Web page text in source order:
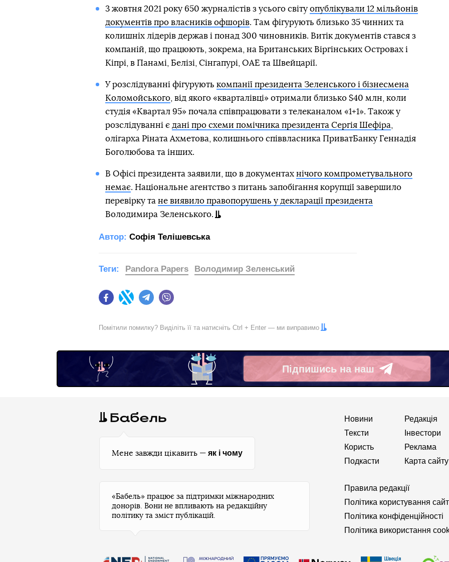
3 жовтня 2021 року 650 журналістів з усього світу опублікували 12 мільйонів
документів про власників офшорів. Там фігурують близько 35 чинних та
колишніх лідерів держав і понад 300 чиновників. Витік документів стався з
компаній, що працюють, зокрема, на Британських Віргінських Островах і
Кіпрі, в Панамі, Белізі, Сінгапурі, ОАЕ та Швейцарії.
У розслідуванні фігурують компанії президента Зеленського і бізнесмена
Коломойського, від якого «кварталівці» отримали близько $40 млн, коли
студія «Квартал 95» почала співпрацювати з телеканалом «1+1». Також у
розслідуванні є дані про схеми помічника президента Сергія Шефіра
олігарха Ріната Ахметова, колишнього співвласника ПриватБанку Геннадія
Боголюбова та інших.
В Офісі президента заявили, що в документах нічого компрометувального
немає. Національне агентство з питань запобігання корупції завершило
перевірку та не виявило правопорушень у декларації президента
Володимира Зеленського.
Автор: Софія Телішевська
FacebookTwitter Telegram
Теги: Pandora Papers Володимир Зеленський
Помітили помилку? Виділіть її та натисніть Ctrl + Enter — ми виправимо
Підпишись на наш
Telegram
Мене завжди цікавить — як і чому
Новини
Тексти
Користь
Подкасти
Редакція
Інвестори
Реклама
Карта сайту
Правила редакції
Політика користування
Політика конфіденційності
Політика використання
«Бабель» працює за підтримки міжнародних
донорів. Вони не впливають на редакційну
політику та зміст публікацій.